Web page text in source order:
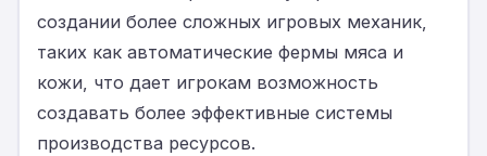
создании более сложных игровых механик,
таких как автоматические фермы мяса и
кожи, что дает игрокам возможность
создавать более эффективные системы
производства ресурсов.